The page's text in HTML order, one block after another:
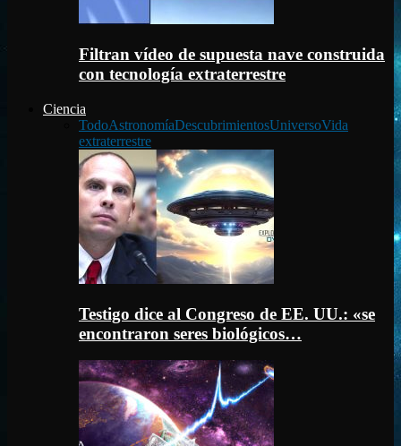
Filtran vídeo de supuesta nave construida
con tecnología extraterrestre
Ciencia
TodoAstronomíaDescubrimientosUniversoVida
extraterrestre
Testigo dice al Congreso de EE. UU.: «se
encontraron seres biológicos…